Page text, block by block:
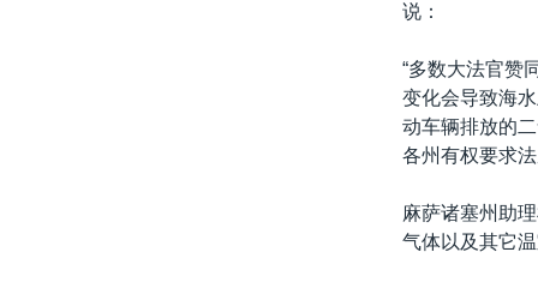
说：
“多数大法官赞
变化会导致海
动车辆排放的
各州有权要求
麻萨诸塞州助
气体以及其它